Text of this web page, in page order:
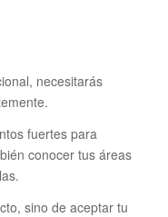
necesitarás
fuertes para
conocer tus áreas
sino de aceptar tu